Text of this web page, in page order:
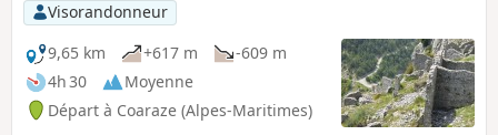
Visorandonneur
9,65 km
+617 m
-609 m
4h 30
Moyenne
Départ à Coaraze (Alpes-Maritimes)